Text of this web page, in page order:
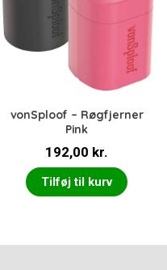
vonSploof – Røgfjerner
Pink
192,00 kr.
Tilføj til kurv